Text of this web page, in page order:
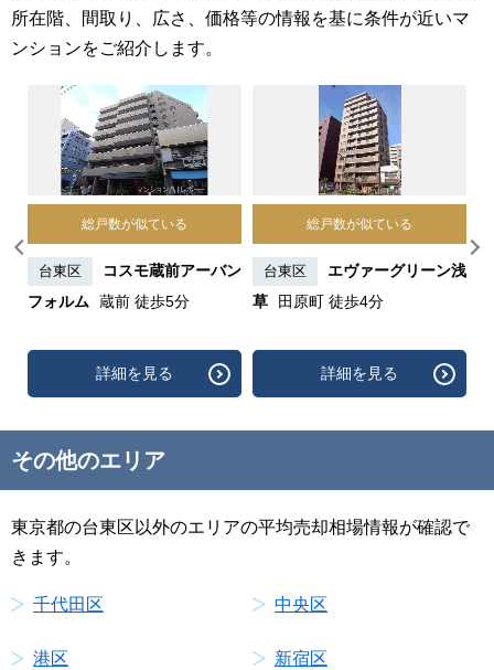
所在階、間取り、広さ、価格等の情報を基に条件が近いマ
ンションをご紹介します。
総戸数が似ている
台東区
コスモ蔵前アーバン
フォルム
蔵前 徒歩5分
詳細を見る
総戸数が似ている
台東区
エヴァーグリーン浅
草
田原町 徒歩4分
詳細を見る
その他のエリア
東京都の台東区以外のエリアの平均売却相場情報が確認で
きます。
千代田区 中央区
港区 新宿区